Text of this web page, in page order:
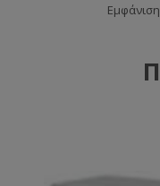
Εμφάνιση